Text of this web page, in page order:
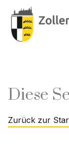
Diese
Zurück zur